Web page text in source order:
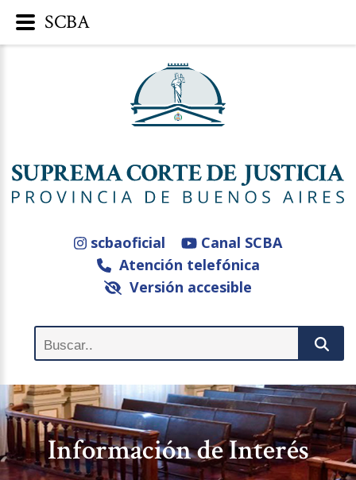
scbaoficial
Canal SCBA
Atención telefónica
Versión accesible
Información de Interés
SCBA